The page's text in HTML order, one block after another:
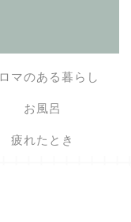
マのある暮らし
お風呂
疲れたとき